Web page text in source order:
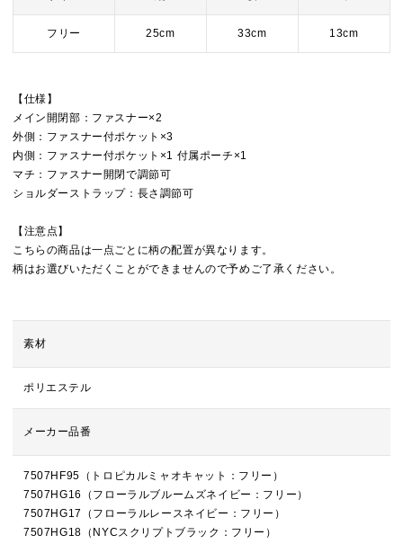
フリー 25cm 33cm 13cm
【仕様】
メイン開閉部：ファスナー×2
外側：ファスナー付ポケット×3
内側：ファスナー付ポケット×1 付属ポーチ×1
マチ：ファスナー開閉で調節可
ショルダーストラップ：長さ調節可
【注意点】
こちらの商品は一点ごとに柄の配置が異なります。
柄はお選びいただくことができませんので予めご了承ください。
素材
ポリエステル
メーカー品番
7507HF95（トロピカルミャオキャット：フリー）
7507HG16（フローラルブルームズネイビー：フリー）
7507HG17（フローラルレースネイビー：フリー）
7507HG18（NYCスクリプトブラック：フリー）